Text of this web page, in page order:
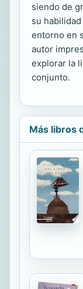
siendo de
su
entorno en
autor
explorar la
conjunto.
Más libros